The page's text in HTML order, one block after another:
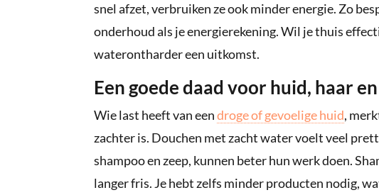
snel afzet, verbruiken ze ook minder energie. Zo
onderhoud als je energierekening. Wil je thuis
waterontharder een uitkomst.
Een goede daad voor huid, haar
Wie last heeft van eendroge of gevoelige huid,
zachter is. Douchen met zacht water voelt veel
shampoo en zeep, kunnen beter hun werk doen.
langer fris. Je hebt zelfs minder producten nodig,